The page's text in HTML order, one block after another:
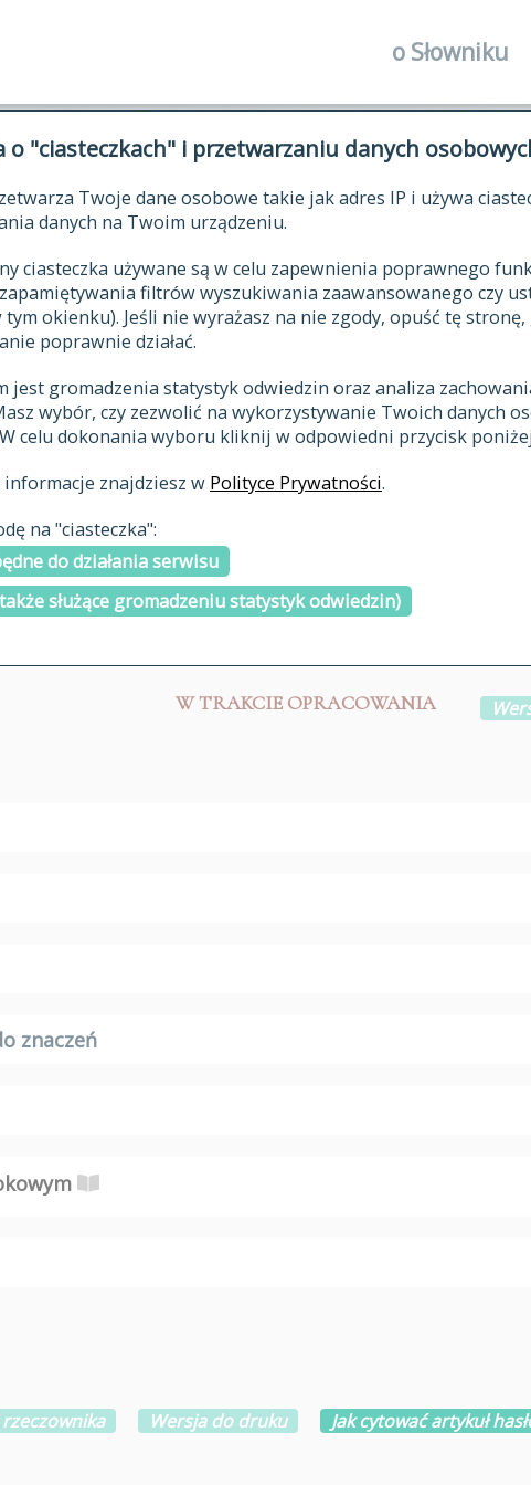
o "ciasteczkach" i przetwarzaniu danych
Twoje dane osobowe takie jak adres IP i używa
danych na Twoim urządzeniu.
ciasteczka używane są w celu zapewnienia poprawnego
filtrów wyszukiwania zaawansowanego czy
okienku). Jeśli nie wyrażasz na nie zgody, opuść tę
poprawnie działać.
jest gromadzenia statystyk odwiedzin oraz analiza
wybór, czy zezwolić na wykorzystywanie Twoich danych
W celu dokonania wyboru kliknij w odpowiedni przycisk
informacje znajdziesz w Polityce Prywatności.
na "ciasteczka":
do działania serwisu
służące gromadzeniu statystyk odwiedzin)
o Słowniku
historia
publikacje
autorzy
zasady
najnowsze
ostatnio
SŁOWNIK JĘZYKA
H I J K L Ł M
W TRAKCIE OPRACOWANIA
znaczeń
Wersja do druku Jak cytować artykuł